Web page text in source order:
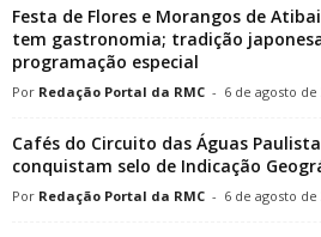
Festa de Flores e Morangos de
tem gastronomia; tradição
programação especial
Redação Portal da RMC - 6 de agosto de
Cafés do Circuito das Águas Paulista
conquistam selo de Indicação
Redação Portal da RMC - 6 de agosto de